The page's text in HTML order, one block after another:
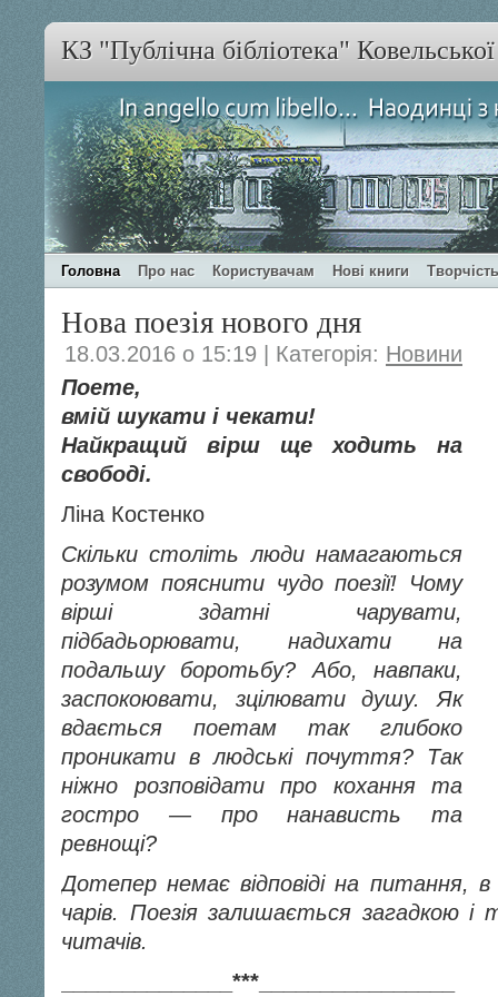
КЗ "Публічна бібліотека"
Головна Про нас Користувачам Нові книги
Нова поезія нового дня
18.03.2016 о 15:19 | Категорія: Новини
Поете,
вмій шукати і чекати!
Найкращий вірш ще ходить на
свободі.
Ліна Костенко
Скільки століть люди намагаються
розумом пояснити чудо поезії! Чому
вірші здатні чарувати,
підбадьорювати, надихати на
подальшу боротьбу? Або, навпаки,
заспокоювати, зцілювати душу. Як
вдається поетам так глибоко
проникати в людські почуття? Так
ніжно розповідати про кохання та
гостро — про нанависть та
ревнощі?
Дотепер немає відповіді на питання,
чарів. Поезія залишається загадкою
читачів.
______________***________________